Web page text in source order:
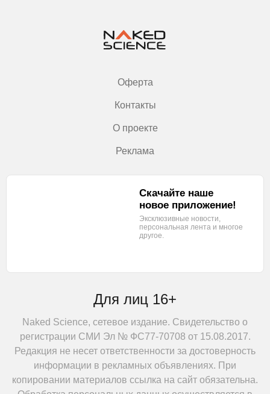
Оферта
Контакты
О проекте
Реклама
Для лиц 16+
Naked Science, сетевое издание. Свидетельство о
регистрации СМИ Эл № ФС77-70708 от 15.08.2017.
Редакция не несет ответственности за достоверность
информации в рекламных объявлениях. При
копировании материалов ссылка на сайт обязательна.
Скачайте наше
новое приложение!
Эксклюзивные новости,
персональная лента и многое
другое.